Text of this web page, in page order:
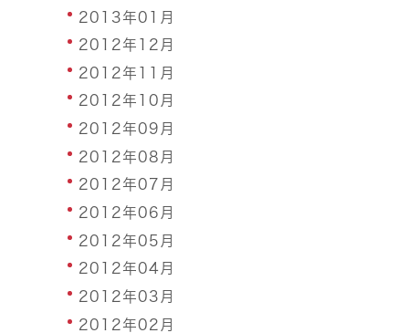
2013年01月
2012年12月
2012年11月
2012年10月
2012年09月
2012年08月
2012年07月
2012年06月
2012年05月
2012年04月
2012年03月
2012年02月